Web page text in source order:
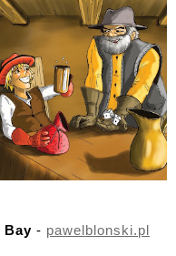
Bay - pawelblonski.pl